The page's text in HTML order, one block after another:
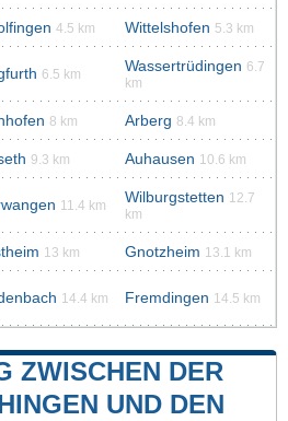
4.5 km Wittelshofen 5.3 km
6.5 km Wassertrüdingen 6.7
km
8 km Arberg 8.4 km
9.3 km Auhausen 10.6 km
11.4 km Wilburgstetten 12.7
km
13 km Gnotzheim 13.1 km
14.4 km Fremdingen 14.5 km
ZWISCHEN DER
UND DEN